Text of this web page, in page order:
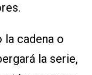
la cadena o
la serie,